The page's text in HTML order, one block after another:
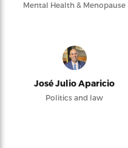
Mental Health & Menopause
José Julio Aparicio
Politics and law